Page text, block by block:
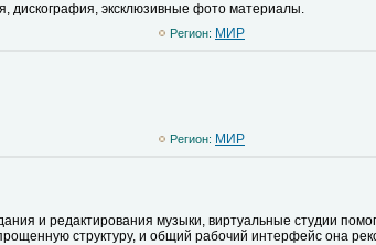
дискография, эксклюзивные фото материалы.
Регион: MИР
Регион: MИР
и редактирования музыки, виртуальные студии
структуру, и общий рабочий интерфейс она